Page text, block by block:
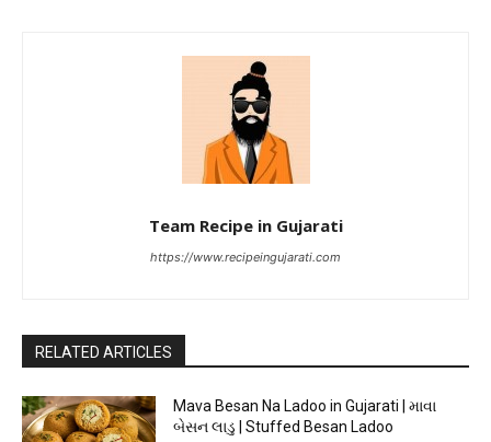
Team Recipe in Gujarati
https://www.recipeingujarati.com
RELATED ARTICLES
Mava Besan Na Ladoo in Gujarati | માવા
બેસન લાડુ | Stuffed Besan Ladoo